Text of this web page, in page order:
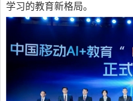
学习的教育新格局。